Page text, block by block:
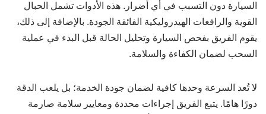
السيارة دون التسبب في أي أضرار. هذه الأدوات تشمل الحبال
القوية والرافعات الهيدروليكية الفائقة الجودة. بالإضافة إلى ذلك،
يقوم الفريق بفحص السيارة وتحليل الحالة قبل البدء في عملية
السحب لضمان الكفاءة والسلامة.
لا تُعد السرعة وحدها كافية لضمان جودة الخدمة؛ بل يلعب الدقة
دورًا هامًا. يتبع الفريق إجراءات محددة ومعايير سلامة صارمة